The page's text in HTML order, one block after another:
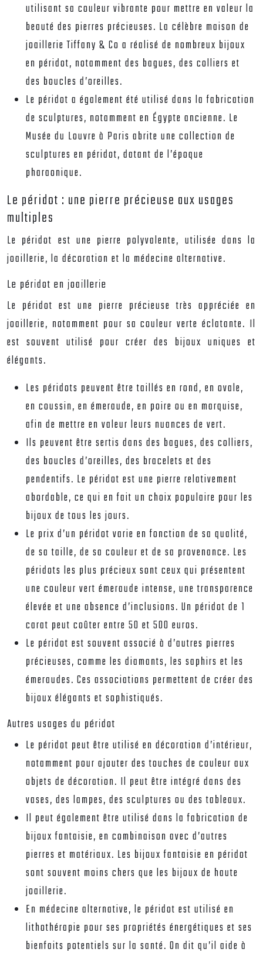
utilisant sa couleur vibrante pour mettre en valeur la
beauté des pierres précieuses. La célèbre maison de
joaillerie Tiffany & Co a réalisé de nombreux bijoux
en péridot, notamment des bagues, des colliers et
des boucles d’oreilles.
Le péridot a également été utilisé dans la fabrication
de sculptures, notamment en Égypte ancienne. Le
Musée du Louvre à Paris abrite une collection de
sculptures en péridot, datant de l’époque
pharaonique.
Le péridot : une pierre précieuse aux usages
multiples
Le péridot est une pierre polyvalente, utilisée dans la
joaillerie, la décoration et la médecine alternative.
Le péridot en joaillerie
Le péridot est une pierre précieuse très appréciée en
joaillerie, notamment pour sa couleur verte éclatante. Il
est souvent utilisé pour créer des bijoux uniques et
élégants.
Les péridots peuvent être taillés en rond, en ovale,
en coussin, en émeraude, en poire ou en marquise,
afin de mettre en valeur leurs nuances de vert.
Ils peuvent être sertis dans des bagues, des colliers,
des boucles d’oreilles, des bracelets et des
pendentifs. Le péridot est une pierre relativement
abordable, ce qui en fait un choix populaire pour les
bijoux de tous les jours.
Le prix d’un péridot varie en fonction de sa qualité,
de sa taille, de sa couleur et de sa provenance. Les
péridots les plus précieux sont ceux qui présentent
une couleur vert émeraude intense, une transparence
élevée et une absence d’inclusions. Un péridot de 1
carat peut coûter entre 50 et 500 euros.
Le péridot est souvent associé à d’autres pierres
précieuses, comme les diamants, les saphirs et les
émeraudes. Ces associations permettent de créer des
bijoux élégants et sophistiqués.
Autres usages du péridot
Le péridot peut être utilisé en décoration d’intérieur,
notamment pour ajouter des touches de couleur aux
objets de décoration. Il peut être intégré dans des
vases, des lampes, des sculptures ou des tableaux.
Il peut également être utilisé dans la fabrication de
bijoux fantaisie, en combinaison avec d’autres
pierres et matériaux. Les bijoux fantaisie en péridot
sont souvent moins chers que les bijoux de haute
joaillerie.
En médecine alternative, le péridot est utilisé en
lithothérapie pour ses propriétés énergétiques et ses
bienfaits potentiels sur la santé. On dit qu’il aide à